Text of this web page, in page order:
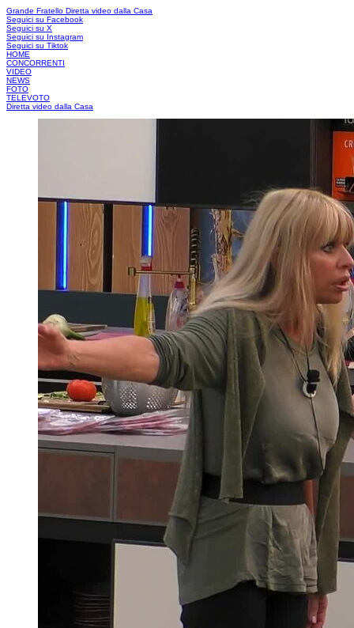
Grande Fratello Diretta video dalla Casa
Seguici su Facebook
Seguici su X
Seguici su Instagram
Seguici su Tiktok
HOME
CONCORRENTI
VIDEO
NEWS
FOTO
TELEVOTO
Diretta video dalla Casa